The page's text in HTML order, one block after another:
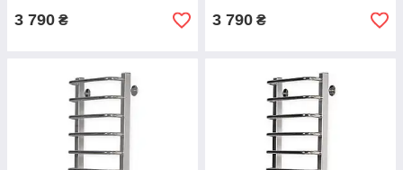
3 790 ₴ 3 790 ₴